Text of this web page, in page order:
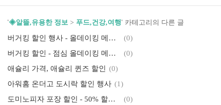
'◈알뜰,유용한 정보 > 푸드,건강,여행' 카테고리의 다른 글
버거킹 할인 행사 - 올데이킹 메뉴 가격, 이벤트 모음
(0)
버거킹 할인 - 점심 올데이킹 메뉴 및 가격, 와퍼 프로모션, 딜리버리 배달 할인
(0)
애슐리 가격, 애슐리 퀸즈 할인
(0)
아워홈 온더고 도시락 할인 행사 (1)
도미노피자 포장 할인 - 50% 할인 카드, 방문포장 1+1 이벤트
(0)